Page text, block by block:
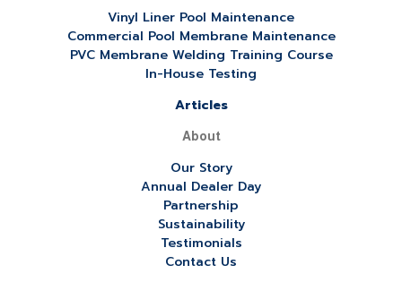
Vinyl Liner Pool Maintenance
Commercial Pool Membrane Maintenance
PVC Membrane Welding Training Course
In-House Testing
Articles
About
Our Story
Annual Dealer Day
Partnership
Sustainability
Testimonials
Contact Us